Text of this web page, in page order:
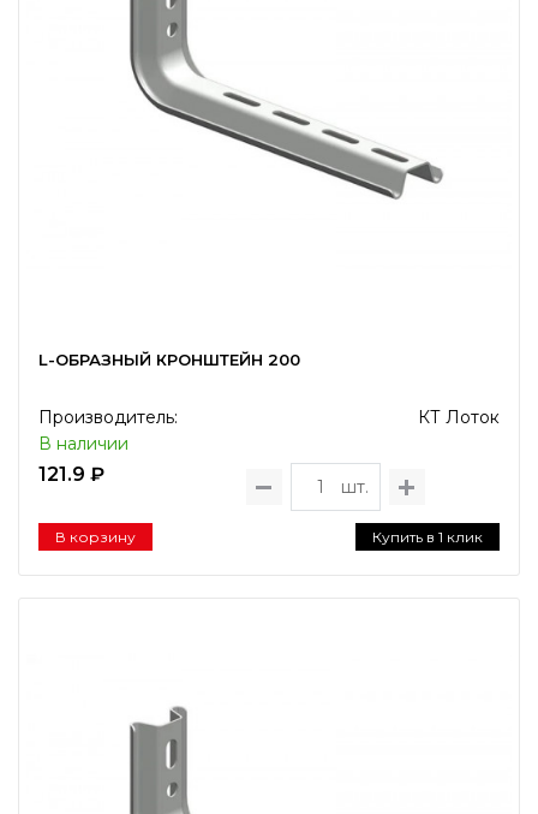
L-ОБРАЗНЫЙ КРОНШТЕЙН 200
Производитель:
КТ Лоток
В наличии
121.9 ₽
шт.
В корзину Купить в 1 клик